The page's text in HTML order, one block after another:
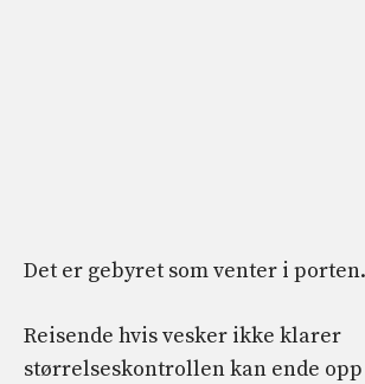
Det er gebyret som venter i porten.
Reisende hvis vesker ikke klarer
størrelseskontrollen kan ende